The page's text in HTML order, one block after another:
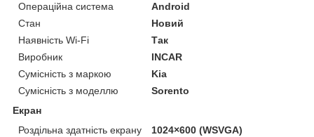
Операційна система
Android
Стан
Новий
Наявність Wi-Fi
Так
Виробник
INCAR
Сумісність з маркою
Kia
Сумісність з моделлю
Sorento
Екран
Роздільна здатність екрану
1024×600 (WSVGA)